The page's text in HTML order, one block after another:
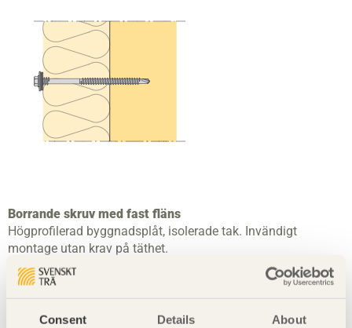
Consent Details About
Borrande skruv med fast fläns
Högprofilerad byggnadsplåt, isolerade tak. Invändigt
montage utan krav på täthet.